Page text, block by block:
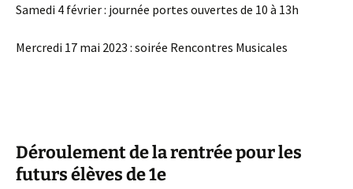
Samedi 4 février : journée portes ouvertes de 10 à 13h
Mercredi 17 mai 2023 : soirée Rencontres Musicales
Déroulement de la rentrée pour les
futurs élèves de 1e